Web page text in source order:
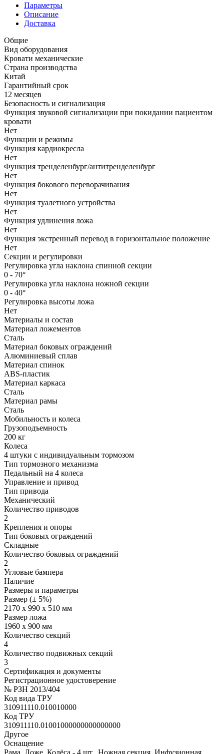
Параметры
Описание
Доставка
Общие
Вид оборудования
Кровати механические
Страна производства
Китай
Гарантийный срок
12 месяцев
Безопасность и сигнализация
Функция звуковой сигнализации при покидании пациентом
кровати
Нет
Функции и режимы
Функция кардиокресла
Нет
Функция тренделенбург/антитренделенбург
Нет
Функция бокового переворачивания
Нет
Функция туалетного устройства
Нет
Функция удлинения ложа
Нет
Функция экстренный перевод в горизонтальное положение
Нет
Секции и регулировки
Регулировка угла наклона спинной секции
0 - 70°
Регулировка угла наклона ножной секции
0 - 40°
Регулировка высоты ложа
Нет
Материалы и состав
Материал ложементов
Сталь
Материал боковых ограждений
Алюминиевый сплав
Материал спинок
ABS-пластик
Материал каркаса
Сталь
Материал рамы
Сталь
Мобильность и колеса
Грузоподъемность
200 кг
Колеса
4 штуки с индивидуальным тормозом
Тип тормозного механизма
Педальный на 4 колеса
Управление и привод
Тип привода
Механический
Количество приводов
2
Крепления и опоры
Тип боковых ограждений
Складные
Количество боковых ограждений
2
Угловые бампера
Наличие
Размеры и параметры
Размер (± 5%)
2170 х 990 х 510 мм
Размер ложа
1960 х 900 мм
Количество секций
4
Количество подвижных секций
3
Сертификация и документы
Регистрационное удостоверение
№ РЗН 2013/404
Код вида ТРУ
310911110.010010000
Код ТРУ
310911110.01001000000000000000
Другое
Оснащение
Рама, Ложе, Колёса - 4 шт., Ножная секция, Инфузионная